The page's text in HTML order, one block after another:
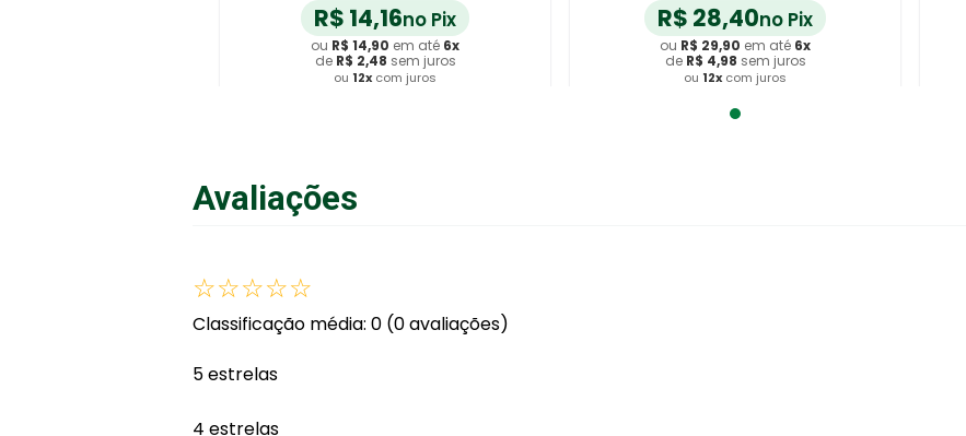
R$ 14,16no Pix
ou R$ 14,90 em até 6x
de R$ 2,48 sem juros
ou 12x com juros
R$ 28,40no Pix
ou R$ 29,90 em até 6x
de R$ 4,98 sem juros
ou 12x com juros
Adicionar ao Carrinho
Avaliações
☆☆☆☆☆
Classificação média: 0 (0 avaliações)
5 estrelas
4 estrelas